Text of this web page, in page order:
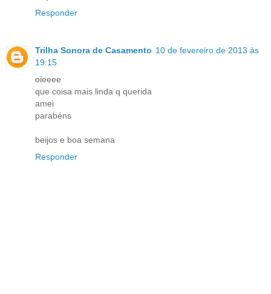
Responder
Trilha Sonora de Casamento 10 de fevereiro de 2013 às
19:15
oieeee
que coisa mais linda q querida
amei
parabéns
beijos e boa semana
Responder